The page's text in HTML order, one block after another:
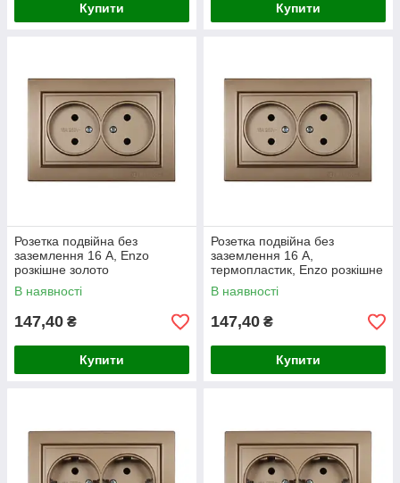
Купити Купити
Розетка подвійна без
заземлення 16 А, Enzo
розкішне золото
В наявності
147,40 ₴
Купити
Розетка подвійна без
заземлення 16 А,
термопластик, Enzo розкішне
золото
В наявності
147,40 ₴
Купити